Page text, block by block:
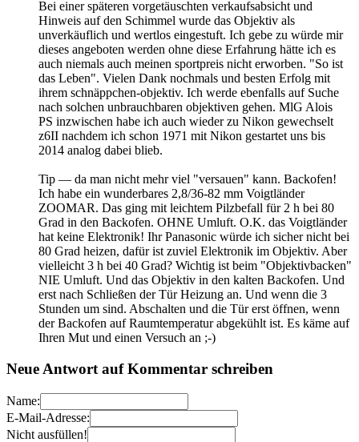
Bei einer späteren vorgetäuschten verkaufsabsicht und
Hinweis auf den Schimmel wurde das Objektiv als
unverkäuflich und wertlos eingestuft. Ich gebe zu würde mir
dieses angeboten werden ohne diese Erfahrung hätte ich es
auch niemals auch meinen sportpreis nicht erworben. "So ist
das Leben". Vielen Dank nochmals und besten Erfolg mit
ihrem schnäppchen-objektiv. Ich werde ebenfalls auf Suche
nach solchen unbrauchbaren objektiven gehen. MlG Alois
PS inzwischen habe ich auch wieder zu Nikon gewechselt
z6II nachdem ich schon 1971 mit Nikon gestartet uns bis
2014 analog dabei blieb.
Tip — da man nicht mehr viel "versauen" kann. Backofen!
Ich habe ein wunderbares 2,8/36-82 mm Voigtländer
ZOOMAR. Das ging mit leichtem Pilzbefall für 2 h bei 80
Grad in den Backofen. OHNE Umluft. O.K. das Voigtländer
hat keine Elektronik! Ihr Panasonic würde ich sicher nicht bei
80 Grad heizen, dafür ist zuviel Elektronik im Objektiv. Aber
vielleicht 3 h bei 40 Grad? Wichtig ist beim "Objektivbacken"
NIE Umluft. Und das Objektiv in den kalten Backofen. Und
erst nach Schließen der Tür Heizung an. Und wenn die 3
Stunden um sind. Abschalten und die Tür erst öffnen, wenn
der Backofen auf Raumtemperatur abgekühlt ist. Es käme auf
Ihren Mut und einen Versuch an ;-)
Neue Antwort auf Kommentar schreiben
Name:
E-Mail-Adresse:
Nicht ausfüllen!